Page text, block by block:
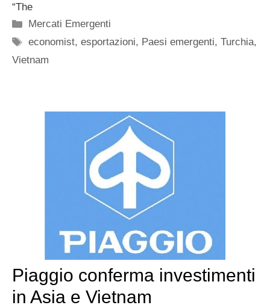
“The
Categorie
Mercati Emergenti
Tag
economist,esportazioni, Paesi emergenti,Turchia,
Vietnam
Piaggio conferma investimenti
in Asia e Vietnam